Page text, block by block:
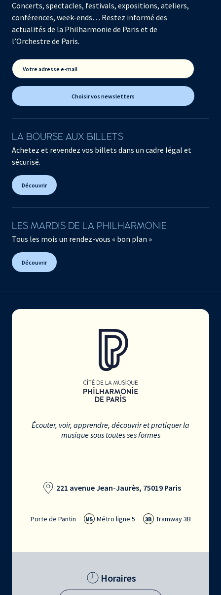
Concerts, spectacles, festivals, expositions, ateliers,
conférences, week-ends… Restez informé des
actualités de la Philharmonie de Paris et de
l’Orchestre de Paris.
Votre adresse e-mail
Choisir vos newsletters
LA BOURSE AUX BILLETS
Achetez et revendez vos billets dans un cadre légal et
sécurisé.
Découvrir
LES MARDIS DE LA PHILHARMONIE
Tous les mois un rendez-vous « bon plan »
Découvrir
Écouter, voir, apprendre, découvrir et pratiquer la
musique sous toutes ses formes
221 avenue Jean-Jaurès, 75019 Paris
Porte de Pantin M5 Métro ligne 5 3B Tramway 3B
Horaires